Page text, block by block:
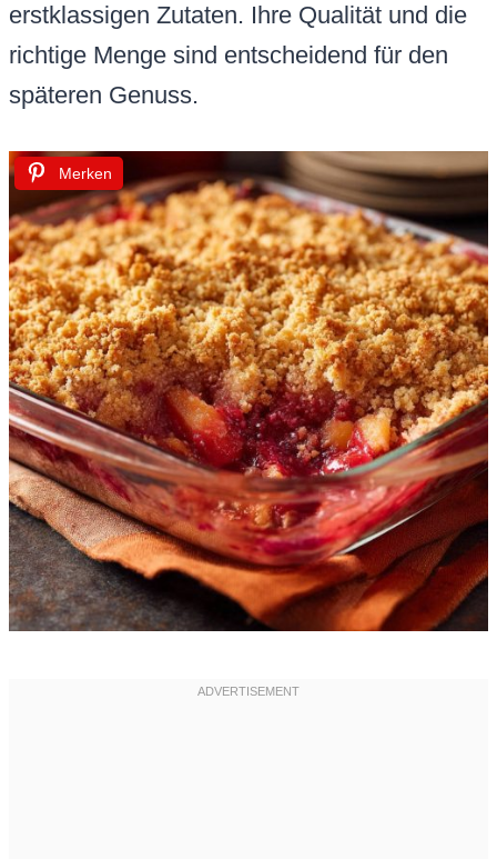
erstklassigen Zutaten. Ihre Qualität und die
richtige Menge sind entscheidend für den
späteren Genuss.
Merken